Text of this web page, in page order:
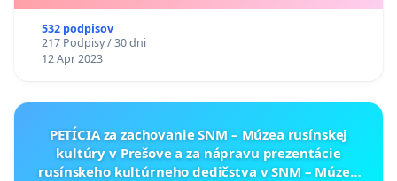
532 podpisov
217 Podpisy / 30 dni
12 Apr 2023
PETÍCIA za zachovanie SNM – Múzea rusínskej
kultúry v Prešove a za nápravu prezentácie
rusínskeho kultúrneho dedičstva v SNM – Múzeu